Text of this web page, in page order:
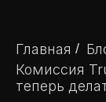
Главная /
Комиссия
теперь